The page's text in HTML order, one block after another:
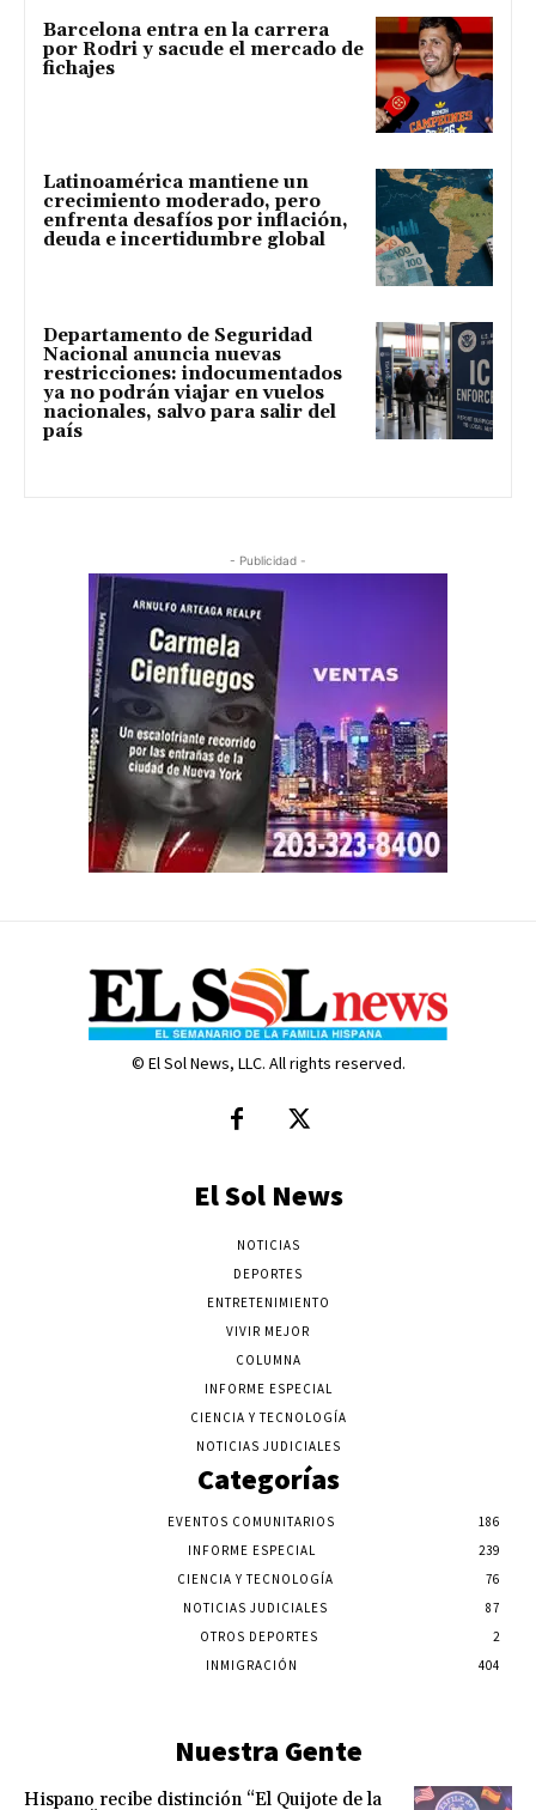
Barcelona entra en la carrera
por Rodri y sacude el mercado de
fichajes
Latinoamérica mantiene un
crecimiento moderado, pero
enfrenta desafíos por inflación,
deuda e incertidumbre global
Departamento de Seguridad
Nacional anuncia nuevas
restricciones: indocumentados
ya no podrán viajar en vuelos
nacionales, salvo para salir del
país
- Publicidad -
© El Sol News, LLC. All rights reserved.
El Sol News
NOTICIAS
DEPORTES
ENTRETENIMIENTO
VIVIR MEJOR
COLUMNA
INFORME ESPECIAL
CIENCIA Y TECNOLOGÍA
NOTICIAS JUDICIALES
Categorías
EVENTOS COMUNITARIOS
186
INFORME ESPECIAL
239
CIENCIA Y TECNOLOGÍA
76
NOTICIAS JUDICIALES
87
OTROS DEPORTES
2
INMIGRACIÓN
404
Nuestra Gente
Hispano recibe distinción “El Quijote de la